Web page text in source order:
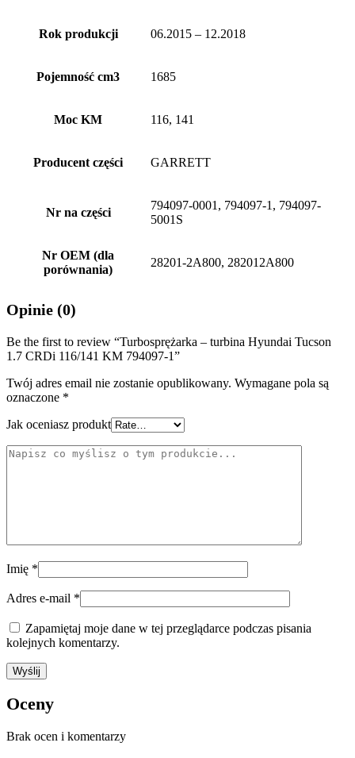
Rok produkcji 06.2015 – 12.2018
Pojemność cm3 1685
Moc KM 116, 141
Producent części GARRETT
Nr na części
794097-0001, 794097-1, 794097-
5001S
Nr OEM (dla
porównania)
28201-2A800, 282012A800
Opinie (0)
Be the first to review “Turbosprężarka – turbina Hyundai Tucson
1.7 CRDi 116/141 KM 794097-1”
Twój adres email nie zostanie opublikowany. Wymagane pola są
oznaczone *
Jak oceniasz produkt
Imię *
Adres e-mail *
Zapamiętaj moje dane w tej przeglądarce podczas pisania
kolejnych komentarzy.
Oceny
Brak ocen i komentarzy